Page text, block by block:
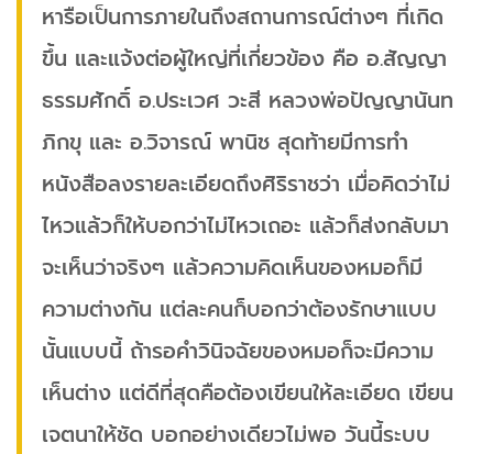
หารือเป็นการภายในถึงสถานการณ์ต่างๆ ที่เกิด
ขึ้น และแจ้งต่อผู้ใหญ่ที่เกี่ยวข้อง คือ อ.สัญญา
ธรรมศักดิ์ อ.ประเวศ วะสี หลวงพ่อปัญญานันท
ภิกขุ และ อ.วิจารณ์ พานิช สุดท้ายมีการทำ
หนังสือลงรายละเอียดถึงศิริราชว่า เมื่อคิดว่าไม่
ไหวแล้วก็ให้บอกว่าไม่ไหวเถอะ แล้วก็ส่งกลับมา
จะเห็นว่าจริงๆ แล้วความคิดเห็นของหมอก็มี
ความต่างกัน แต่ละคนก็บอกว่าต้องรักษาแบบ
นั้นแบบนี้ ถ้ารอคำวินิจฉัยของหมอก็จะมีความ
เห็นต่าง แต่ดีที่สุดคือต้องเขียนให้ละเอียด เขียน
เจตนาให้ชัด บอกอย่างเดียวไม่พอ วันนี้ระบบ